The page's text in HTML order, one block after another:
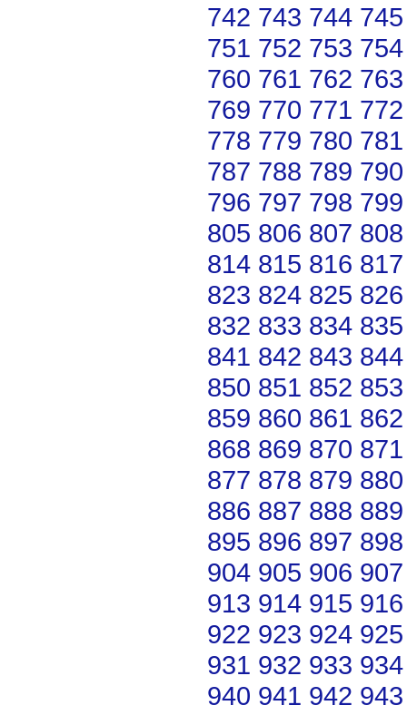
742 743 744 745
751 752 753 754
760 761 762 763
769 770 771 772
778 779 780 781
787 788 789 790
796 797 798 799
805 806 807 808
814 815 816 817
823 824 825 826
832 833 834 835
841 842 843 844
850 851 852 853
859 860 861 862
868 869 870 871
877 878 879 880
886 887 888 889
895 896 897 898
904 905 906 907
913 914 915 916
922 923 924 925
931 932 933 934
940 941 942 943